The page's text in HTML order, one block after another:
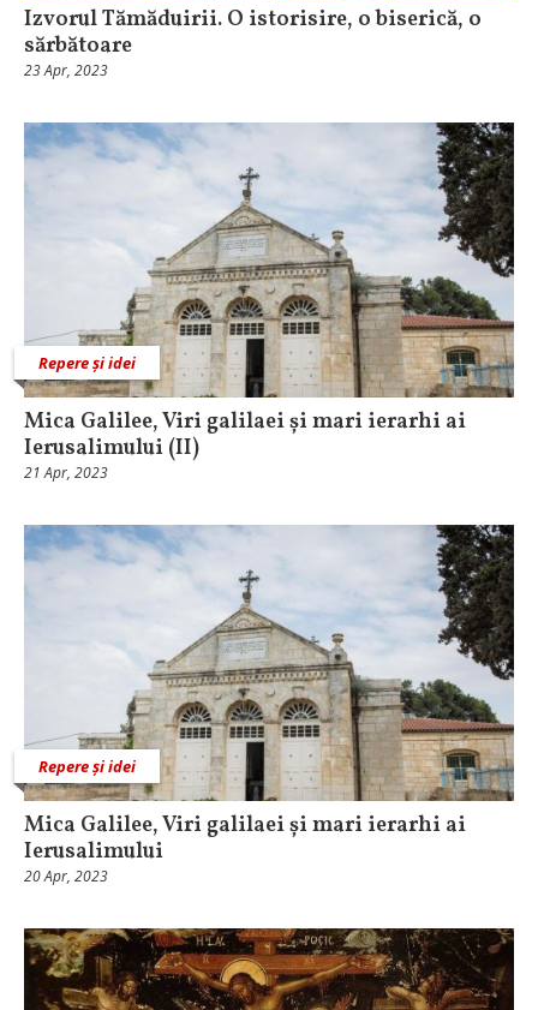
Izvorul Tămăduirii. O istorisire, o biserică, o
sărbătoare
23 Apr, 2023
Repere și idei
Mica Galilee, Viri galilaei și mari ierarhi ai
Ierusalimului (II)
21 Apr, 2023
Repere și idei
Mica Galilee, Viri galilaei și mari ierarhi ai
Ierusalimului
20 Apr, 2023